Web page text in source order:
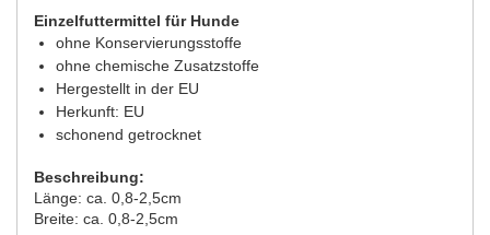
Einzelfuttermittel für Hunde
ohne Konservierungsstoffe
ohne chemische Zusatzstoffe
Hergestellt in der EU
Herkunft: EU
schonend getrocknet
Beschreibung:
Länge: ca. 0,8-2,5cm
Breite: ca. 0,8-2,5cm